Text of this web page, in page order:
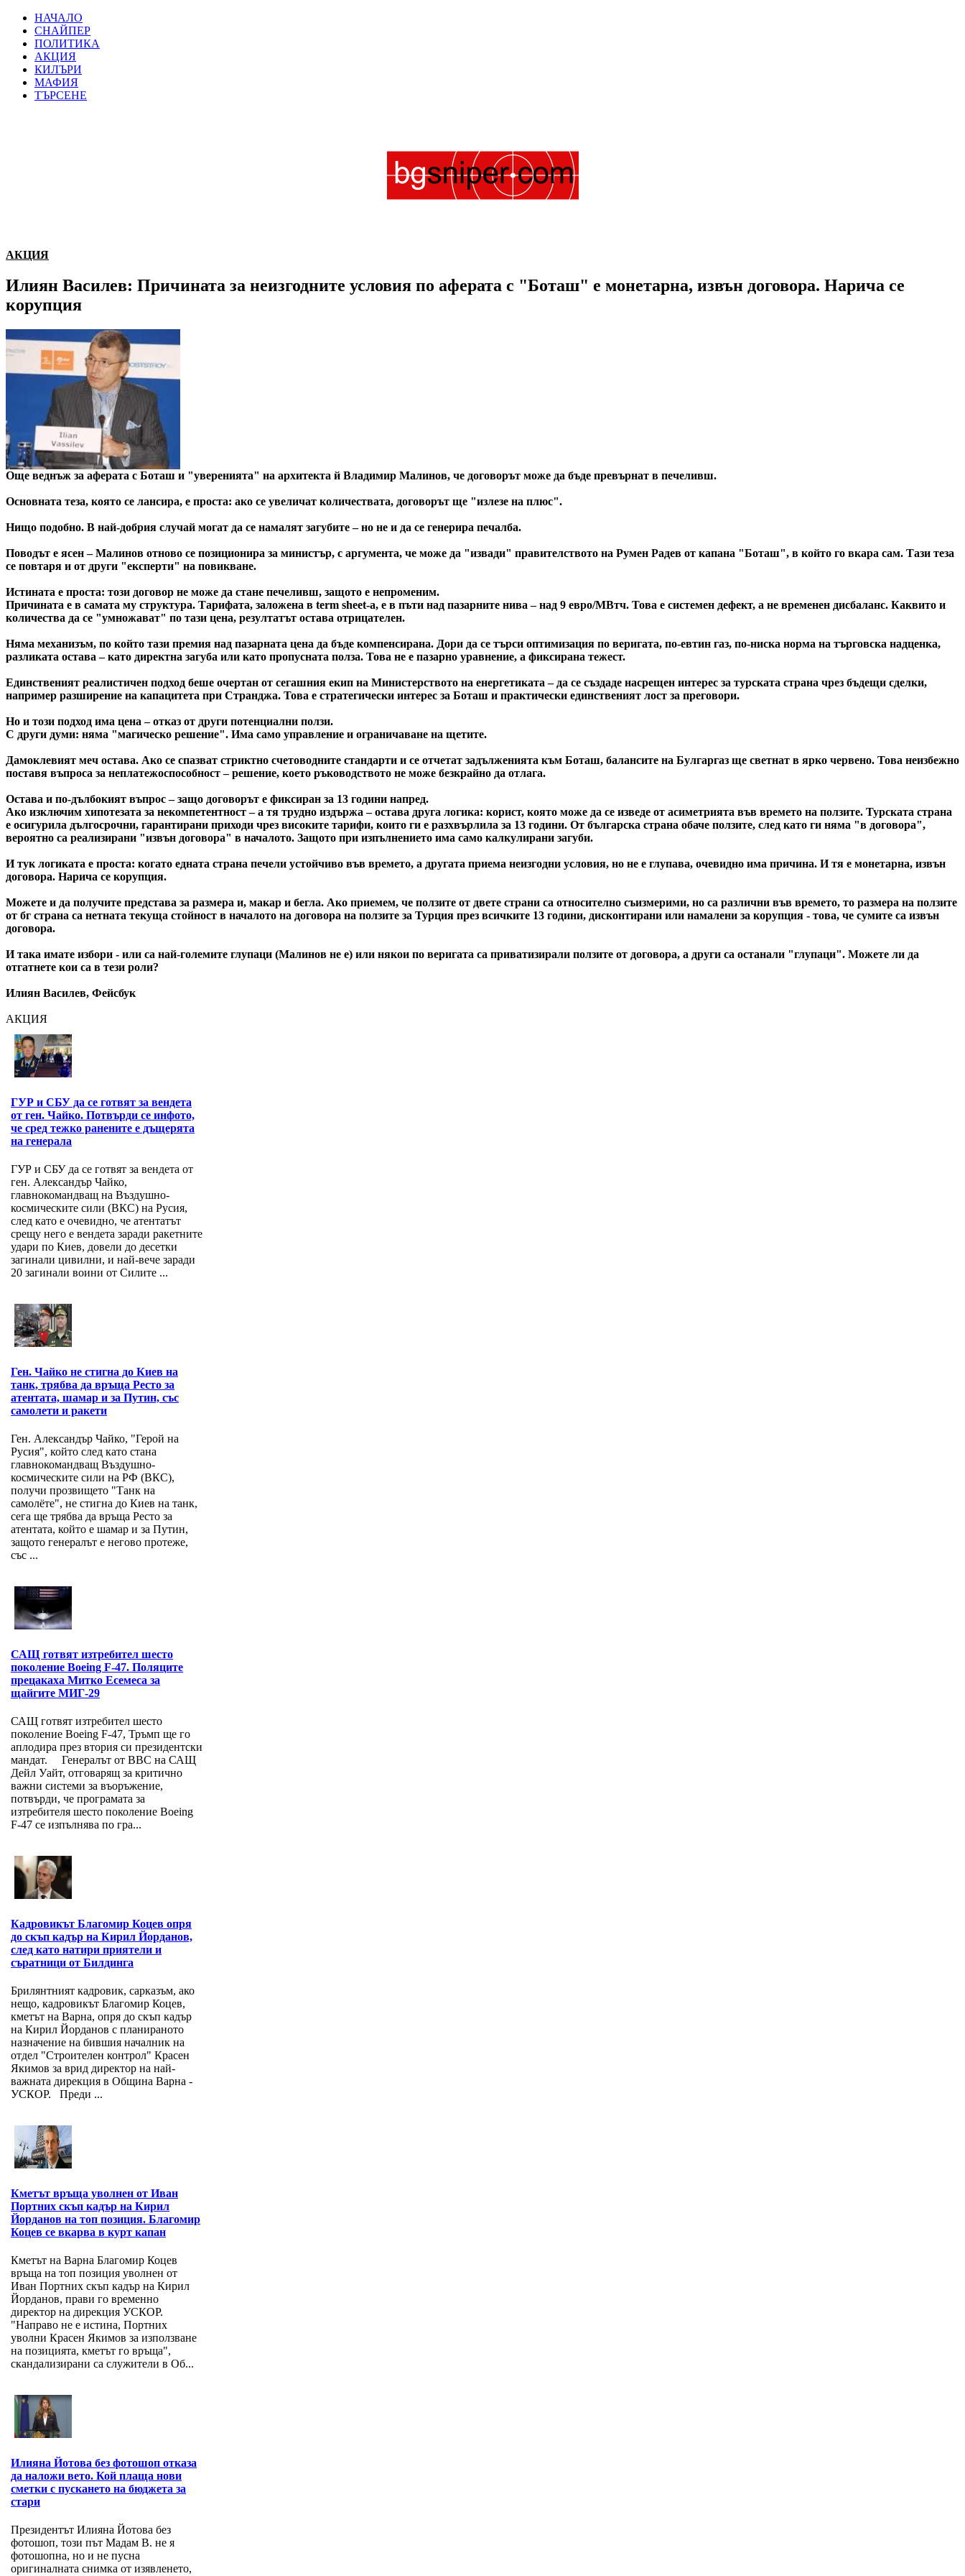
НАЧАЛО
СНАЙПЕР
ПОЛИТИКА
АКЦИЯ
КИЛЪРИ
МАФИЯ
ТЪРСЕНЕ
АКЦИЯ
Илиян Василев: Причината за неизгодните условия по аферата с "Боташ" е монетарна, извън договора. Нарича се
корупция
Още веднъж за аферата с Боташ и "уверенията" на архитекта й Владимир Малинов, че договорът може да бъде превърнат в печеливш.
Основната теза, която се лансира, е проста: ако се увеличат количествата, договорът ще "излезе на плюс".
Нищо подобно. В най-добрия случай могат да се намалят загубите – но не и да се генерира печалба.
Поводът е ясен – Малинов отново се позиционира за министър, с аргумента, че може да "извади" правителството на Румен Радев от капана "Боташ", в който го вкара сам. Тази теза
се повтаря и от други "експерти" на повикване.
Истината е проста: този договор не може да стане печеливш, защото е непроменим.
Причината е в самата му структура. Тарифата, заложена в term sheet-а, е в пъти над пазарните нива – над 9 евро/МВтч. Това е системен дефект, а не временен дисбаланс. Каквито и
количества да се "умножават" по тази цена, резултатът остава отрицателен.
Няма механизъм, по който тази премия над пазарната цена да бъде компенсирана. Дори да се търси оптимизация по веригата, по-евтин газ, по-ниска норма на търговска надценка,
разликата остава – като директна загуба или като пропусната полза. Това не е пазарно уравнение, а фиксирана тежест.
Единственият реалистичен подход беше очертан от сегашния екип на Министерството на енергетиката – да се създаде насрещен интерес за турската страна чрез бъдещи сделки,
например разширение на капацитета при Странджа. Това е стратегически интерес за Боташ и практически единственият лост за преговори.
Но и този подход има цена – отказ от други потенциални ползи.
С други думи: няма "магическо решение". Има само управление и ограничаване на щетите.
Дамоклевият меч остава. Ако се спазват стриктно счетоводните стандарти и се отчетат задълженията към Боташ, балансите на Булгаргаз ще светнат в ярко червено. Това неизбежно
поставя въпроса за неплатежоспособност – решение, което ръководството не може безкрайно да отлага.
Остава и по-дълбокият въпрос – защо договорът е фиксиран за 13 години напред.
Ако изключим хипотезата за некомпетентност – а тя трудно издържа – остава друга логика: корист, която може да се изведе от асиметрията във времето на ползите. Турската страна
е осигурила дългосрочни, гарантирани приходи чрез високите тарифи, които ги е разхвърлила за 13 години. От българска страна обаче ползите, след като ги няма "в договора",
вероятно са реализирани "извън договора" в началото. Защото при изпълнението има само калкулирани загуби.
И тук логиката е проста: когато едната страна печели устойчиво във времето, а другата приема неизгодни условия, но не е глупава, очевидно има причина. И тя е монетарна, извън
договора. Нарича се корупция.
Можете и да получите представа за размера и, макар и бегла. Ако приемем, че ползите от двете страни са относително съизмерими, но са различни във времето, то размера на ползите
от бг страна са нетната текуща стойност в началото на договора на ползите за Турция през всичките 13 години, дисконтирани или намалени за корупция - това, че сумите са извън
договора.
И така имате избори - или са най-големите глупаци (Малинов не е) или някои по веригата са приватизирали ползите от договора, а други са останали "глупаци". Можете ли да
отгатнете кои са в тези роли?
Илиян Василев, Фейсбук
АКЦИЯ
ГУР и СБУ да се готвят за вендета
от ген. Чайко. Потвърди се инфото,
че сред тежко ранените е дъщерята
на генерала
ГУР и СБУ да се готвят за вендета от
ген. Александър Чайко,
главнокомандващ на Въздушно-
космическите сили (ВКС) на Русия,
след като е очевидно, че атентатът
срещу него е вендета заради ракетните
удари по Киев, довели до десетки
загинали цивилни, и най-вече заради
20 загинали воини от Силите ...
Ген. Чайко не стигна до Киев на
танк, трябва да връща Ресто за
атентата, шамар и за Путин, със
самолети и ракети
Ген. Александър Чайко, "Герой на
Русия", който след като стана
главнокомандващ Въздушно-
космическите сили на РФ (ВКС),
получи прозвището "Танк на
самолёте", не стигна до Киев на танк,
сега ще трябва да връща Ресто за
атентата, който е шамар и за Путин,
защото генералът е негово протеже,
със ...
САЩ готвят изтребител шесто
поколение Boeing F-47. Поляците
прецакаха Митко Есемеса за
щайгите МИГ-29
САЩ готвят изтребител шесто
поколение Boeing F-47, Тръмп ще го
аплодира през втория си президентски
мандат. Генералът от ВВС на САЩ
Дейл Уайт, отговарящ за критично
важни системи за въоръжение,
потвърди, че програмата за
изтребителя шесто поколение Boeing
F-47 се изпълнява по гра...
Кадровикът Благомир Коцев опря
до скъп кадър на Кирил Йорданов,
след като натири приятели и
съратници от Билдинга
Брилянтният кадровик, сарказъм, ако
нещо, кадровикът Благомир Коцев,
кметът на Варна, опря до скъп кадър
на Кирил Йорданов с планираното
назначение на бившия началник на
отдел "Строителен контрол" Красен
Якимов за врид директор на най-
важната дирекция в Община Варна -
УСКОР. Преди ...
Кметът връща уволнен от Иван
Портних скъп кадър на Кирил
Йорданов на топ позиция. Благомир
Коцев се вкарва в курт капан
Кметът на Варна Благомир Коцев
връща на топ позиция уволнен от
Иван Портних скъп кадър на Кирил
Йорданов, прави го временно
директор на дирекция УСКОР.
"Направо не е истина, Портних
уволни Красен Якимов за използване
на позицията, кметът го връща",
скандализирани са служители в Об...
Илияна Йотова без фотошоп отказа
да наложи вето. Кой плаща нови
сметки с пускането на бюджета за
стари
Президентът Илияна Йотова без
фотошоп, този път Мадам В. не я
фотошопна, но и не пусна
оригиналната снимка от изявленето,